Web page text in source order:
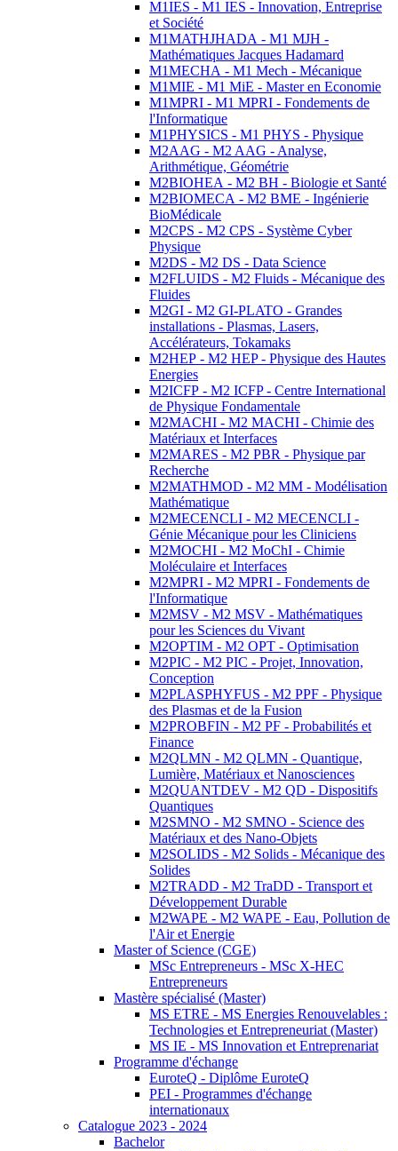
M1IES - M1 IES - Innovation, Entreprise
et Société
M1MATHJHADA - M1 MJH -
Mathématiques Jacques Hadamard
M1MECHA - M1 Mech - Mécanique
M1MIE - M1 MiE - Master en Economie
M1MPRI - M1 MPRI - Fondements de
l'Informatique
M1PHYSICS - M1 PHYS - Physique
M2AAG - M2 AAG - Analyse,
Arithmétique, Géométrie
M2BIOHEA - M2 BH - Biologie et Santé
M2BIOMECA - M2 BME - Ingénierie
BioMédicale
M2CPS - M2 CPS - Système Cyber
Physique
M2DS - M2 DS - Data Science
M2FLUIDS - M2 Fluids - Mécanique des
Fluides
M2GI - M2 GI-PLATO - Grandes
installations - Plasmas, Lasers,
Accélérateurs, Tokamaks
M2HEP - M2 HEP - Physique des Hautes
Energies
M2ICFP - M2 ICFP - Centre International
de Physique Fondamentale
M2MACHI - M2 MACHI - Chimie des
Matériaux et Interfaces
M2MARES - M2 PBR - Physique par
Recherche
M2MATHMOD - M2 MM - Modélisation
Mathématique
M2MECENCLI - M2 MECENCLI -
Génie Mécanique pour les Cliniciens
M2MOCHI - M2 MoChI - Chimie
Moléculaire et Interfaces
M2MPRI - M2 MPRI - Fondements de
l'Informatique
M2MSV - M2 MSV - Mathématiques
pour les Sciences du Vivant
M2OPTIM - M2 OPT - Optimisation
M2PIC - M2 PIC - Projet, Innovation,
Conception
M2PLASPHYFUS - M2 PPF - Physique
des Plasmas et de la Fusion
M2PROBFIN - M2 PF - Probabilités et
Finance
M2QLMN - M2 QLMN - Quantique,
Lumière, Matériaux et Nanosciences
M2QUANTDEV - M2 QD - Dispositifs
Quantiques
M2SMNO - M2 SMNO - Science des
Matériaux et des Nano-Objets
M2SOLIDS - M2 Solids - Mécanique des
Solides
M2TRADD - M2 TraDD - Transport et
Développement Durable
M2WAPE - M2 WAPE - Eau, Pollution de
l'Air et Energie
Master of Science (CGE)
MSc Entrepreneurs - MSc X-HEC
Entrepreneurs
Mastère spécialisé (Master)
MS ETRE - MS Energies Renouvelables :
Technologies et Entrepreneuriat (Master)
MS IE - MS Innovation et Entreprenariat
Programme d'échange
EuroteQ - Diplôme EuroteQ
PEI - Programmes d'échange
internationaux
Catalogue 2023 - 2024
Bachelor